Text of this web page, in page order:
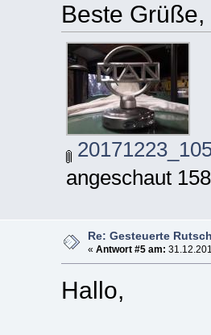
Beste
angeschaut
Re: Gesteuerte
« Antwort #5 am:
Hallo,